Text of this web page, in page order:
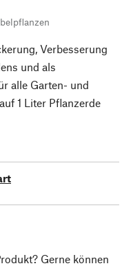
Verbesserung
und als
alle Garten- und
1 Liter Pflanzerde
Gerne können